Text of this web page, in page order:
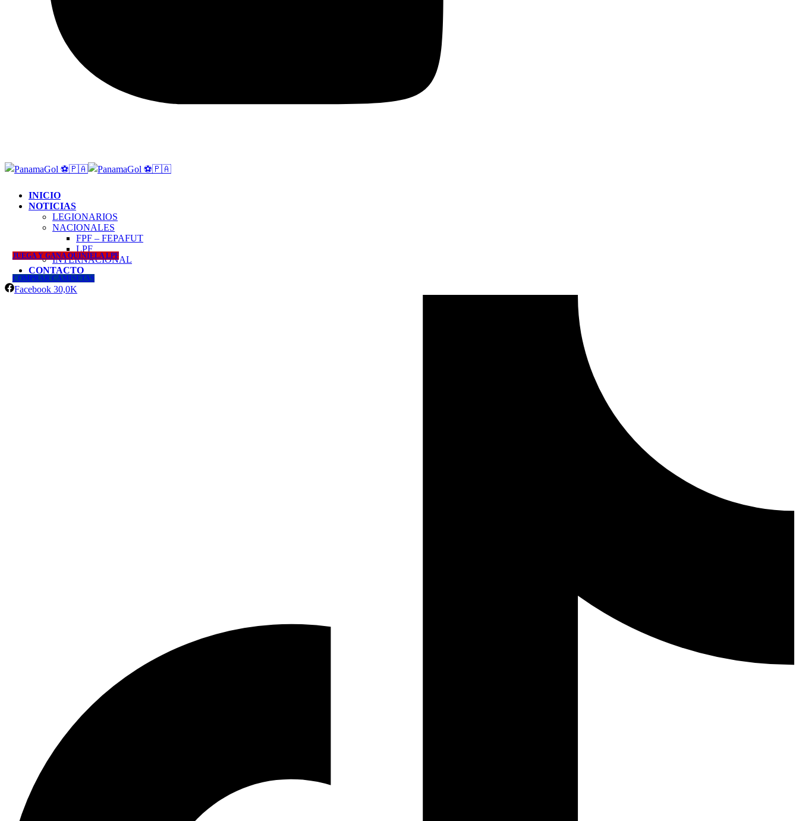
INICIO
NOTICIAS
LEGIONARIOS
NACIONALES
FPF – FEPAFUT
LPF
INTERNACIONAL
CONTACTO
JUEGA Y GANA QUINIELA LPF
COMPRAR CAMISETAS
Facebook 30,0K